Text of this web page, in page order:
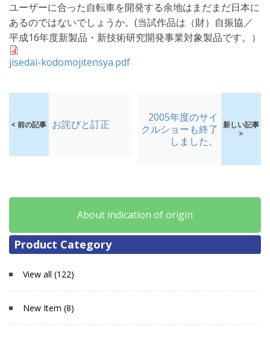
ユーザーに合った自転車を開発する余地はまだまだ日本に
あるのではないでしょうか。(当試作品は（財）自振協／
平成16年度新製品・新技術研究開発事業対象製品です。）
jisedai-kodomojitensya.pdf
< 前の記事 お詫びと訂正
2005年度のサイ
クルショーも終了
しました。
新しい記事
>
About indication of origin
Product Category
View all (122)
New Item (8)